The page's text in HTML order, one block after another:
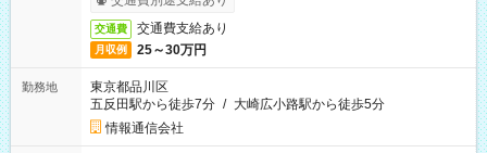
交通費 交通費支給あり
月収例 25～30万円
勤務地
東京都品川区
五反田駅から徒歩7分 / 大崎広小路駅から徒歩5分
情報通信会社